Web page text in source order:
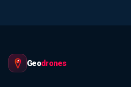
Geodrones